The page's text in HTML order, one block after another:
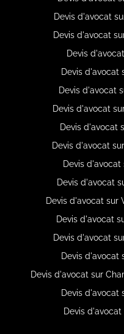
Devis d'avocat
Devis d'avocat
Devis
Devis d'avocat
Devis d'avocat
Devis d'avocat
Devis d'avocat
Devis d'avocat
Devis
Devis d'avocat
Devis d'avocat sur
Devis d'avocat
Devis d'avocat
Devis d'avocat
Devis d'avocat sur
Devis d'avocat
Devis